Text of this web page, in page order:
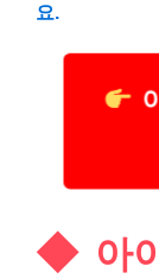
요.
아